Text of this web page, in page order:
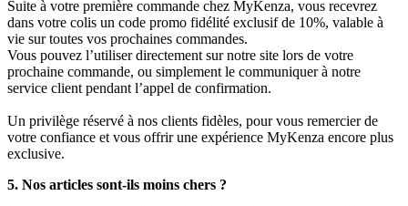
Suite à votre première commande chez MyKenza, vous recevrez
dans votre colis un code promo fidélité exclusif de 10%, valable à
vie sur toutes vos prochaines commandes.
Vous pouvez l’utiliser directement sur notre site lors de votre
prochaine commande, ou simplement le communiquer à notre
service client pendant l’appel de confirmation.
Un privilège réservé à nos clients fidèles, pour vous remercier de
votre confiance et vous offrir une expérience MyKenza encore plus
exclusive.
5. Nos articles sont-ils moins chers ?